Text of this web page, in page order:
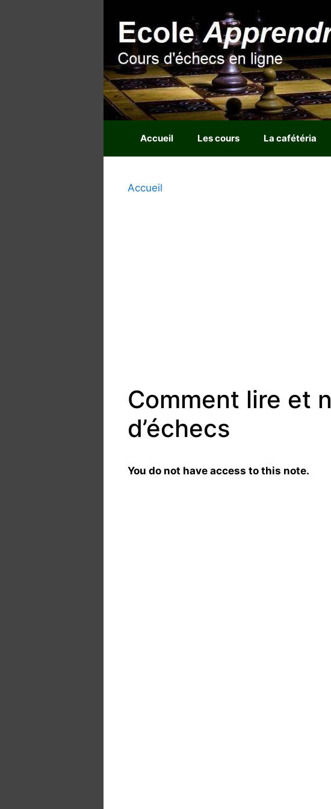
Accueil Les cours La cafétéria
Accueil
Comment lire et
d’échecs
You do not have access to this note.